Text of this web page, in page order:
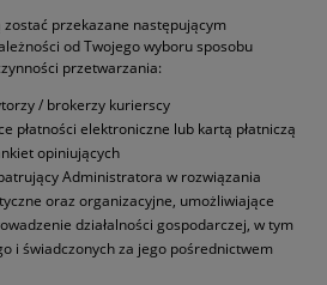
przekazane następującym
od Twojego wyboru sposobu
przetwarzania:
/ brokerzy kurierscy
płatności elektroniczne lub kartą płatniczą
opiniujących
Administratora w rozwiązania
oraz organizacyjne, umożliwiające
działalności gospodarczej, w tym
i świadczonych za jego pośrednictwem